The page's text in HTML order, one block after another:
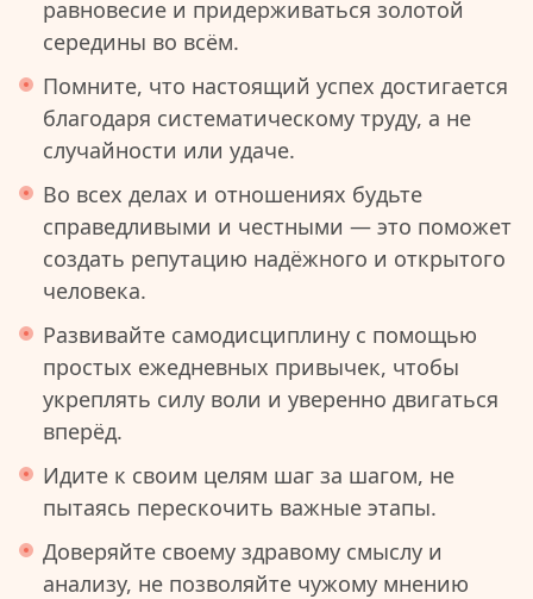
равновесие и придерживаться золотой
середины во всём.
Помните, что настоящий успех достигается
благодаря систематическому труду, а не
случайности или удаче.
Во всех делах и отношениях будьте
справедливыми и честными — это поможет
создать репутацию надёжного и открытого
человека.
Развивайте самодисциплину с помощью
простых ежедневных привычек, чтобы
укреплять силу воли и уверенно двигаться
вперёд.
Идите к своим целям шаг за шагом, не
пытаясь перескочить важные этапы.
Доверяйте своему здравому смыслу и
анализу, не позволяйте чужому мнению